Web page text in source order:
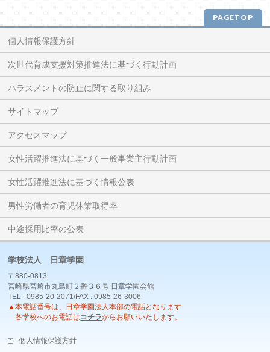
PAGETOP
個人情報保護方針
次世代育成支援対策推進法に基づく行動計画
ハラスメントの防止に関する取り組み
サイトマップ
アクセスマップ
女性活躍推進法に基づく一般事業主行動計画
女性活躍推進法に基づく情報公表
男性労働者の育児休業取得率
中途採用比率の公表
学校法人 日章学園
〒880-0813
宮崎県宮崎市丸島町２番３６号 日章学園会館
TEL : 0985-20-2071/FAX : 0985-26-3006
▲本電話番号は、日章学園法人本部の電話となります
各学校へのお電話は コチラからお願いいたします。
個人情報保護方針